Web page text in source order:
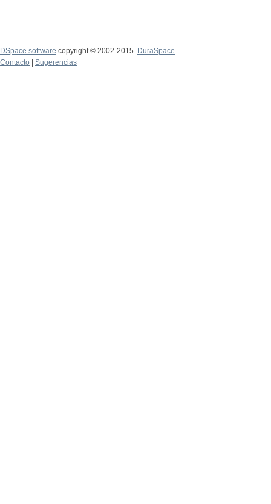
DSpace software copyright © 2002-2015
DuraSpace
Contacto
Sugerencias